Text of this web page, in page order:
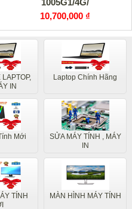
10,700,000 ₫
IN
Laptop Chính Hãng
Mới
SỬA MÁY TÍNH , MÁY
IN
TÍNH
MÀN HÌNH MÁY TÍNH